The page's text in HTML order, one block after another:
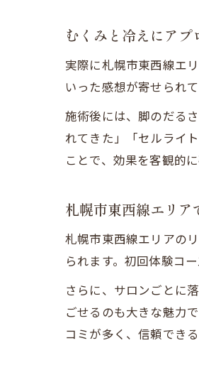
むくみと冷えにア
実際に札幌市東西線エ
いった感想が寄せられ
施術後には、脚のだる
れてきた」「セルライ
ことで、効果を客観的
札幌市東西線エリア
札幌市東西線エリアの
られます。初回体験コ
さらに、サロンごとに
ごせるのも大きな魅力
コミが多く、信頼でき